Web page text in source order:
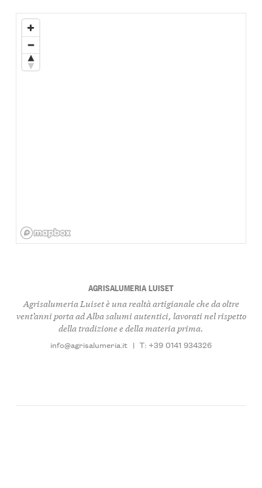
AGRISALUMERIA LUISET
Agrisalumeria Luiset è una realtà artigianale che da oltre
vent’anni porta ad Alba salumi autentici, lavorati nel rispetto
della tradizione e della materia prima.
info@agrisalumeria.it | T: +39 0141 934326